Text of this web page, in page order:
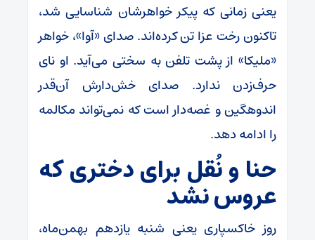
یعنی زمانی که پیکر خواهرشان شناسایی شد،
تاکنون رخت عزا تن کرده‌اند. صدای «آوا»، خواهر
«ملیکا» از پشت تلفن به سختی می‌آید. او نای
حرف‌زدن ندارد. صدای خش‌دارش آن‌قدر
اندوهگین و غصه‌دار است که نمی‌تواند مکالمه
را ادامه دهد.
حنا و نُقل برای دختری که
عروس نشد
روز خاکسپاری یعنی شنبه یازدهم بهمن‌ماه،